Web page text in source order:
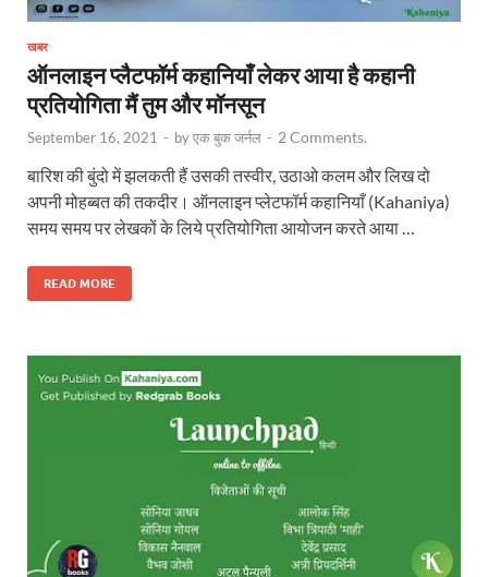
खबर
ऑनलाइन प्लैटफॉर्म कहानियाँ लेकर आया है कहानी
प्रतियोगिता मैं तुम और मॉनसून
September 16, 2021 - byएक बुक जर्नल - 2 Comments.
बारिश की बुंदो में झलकती हैं उसकी तस्वीर, उठाओ कलम और लिख दो
अपनी मोहब्बत की तकदीर। ऑनलाइन प्लेटफॉर्म कहानियाँ (Kahaniya)
समय समय पर लेखकों के लिये प्रतियोगिता आयोजन करते आया …
READ MORE